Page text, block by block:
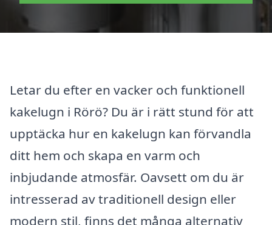
Letar du efter en vacker och funktionell
kakelugn i Rörö? Du är i rätt stund för att
upptäcka hur en kakelugn kan förvandla
ditt hem och skapa en varm och
inbjudande atmosfär. Oavsett om du är
intresserad av traditionell design eller
modern stil, finns det många alternativ